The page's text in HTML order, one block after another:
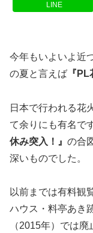
LINE
今年もいよいよ近
の夏と言えば 『PL
日本で行われる花
て余りにも有名で
休み突入！』 の合
深いものでした。
以前までは有料観
ハウス・料亭あき
（2015年）では廃